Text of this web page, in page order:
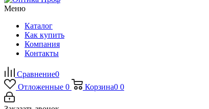
Меню
Каталог
Как купить
Компания
Контакты
Сравнение0
Отложенные 0 Корзина0 0